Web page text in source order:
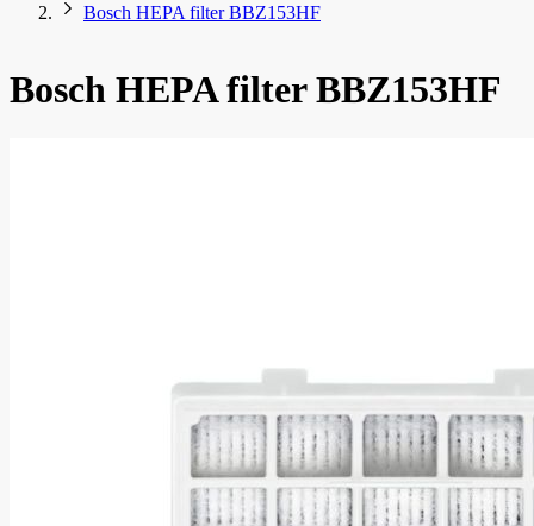
Bosch HEPA filter BBZ153HF
Bosch HEPA filter BBZ153HF